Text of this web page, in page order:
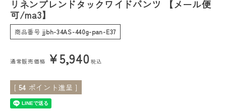
ファッション雑貨
リネンブレンドタックワイドパンツ 【メール便
可/ma3】
商品番号 jjbh-34AS-440g-pan-E37
通常販売価格 ¥5,940 税込
[ 54 ポイント進呈 ]